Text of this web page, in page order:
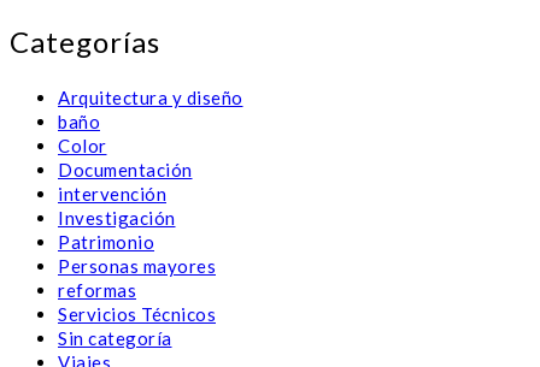
Categorías
Arquitectura y diseño
baño
Color
Documentación
intervención
Investigación
Patrimonio
Personas mayores
reformas
Servicios Técnicos
Sin categoría
Viajes